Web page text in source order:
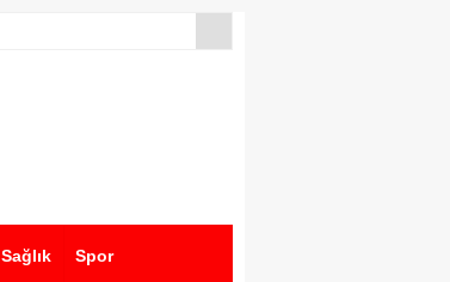
Sağlık Spor